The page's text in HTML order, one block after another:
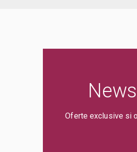
Oferte exclusive si